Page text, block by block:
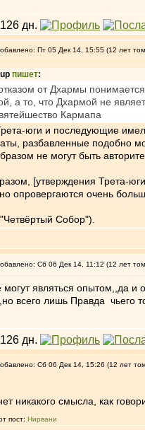
Пт 05 Дек 14, 15:55 (12 лет
пишет:
от Дхармы
а то, что Дхармой не
Кармапа
юги и последующие
разбавленные подобно
не могут быть
[утверждения Трета-
опровергаются очень
Собор").
Сб 06 Дек 14, 11:12 (12 лет
могут являться опытом,,да
всего лишь Правда чьего
Сб 06 Дек 14, 15:26 (12 лет
никакого смысла, как
пост: Нирвани